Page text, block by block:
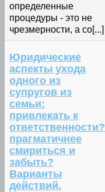
определенные
процедуры - это не
чрезмерности, а со[...]
Юридические
аспекты ухода
одного из
супругов из
семьи:
привлекать к
ответственности?
прагматичнее
смириться и
забыть?
Варианты
действий.